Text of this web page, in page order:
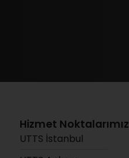
Hizmet Noktalarımız
UTTS İstanbul